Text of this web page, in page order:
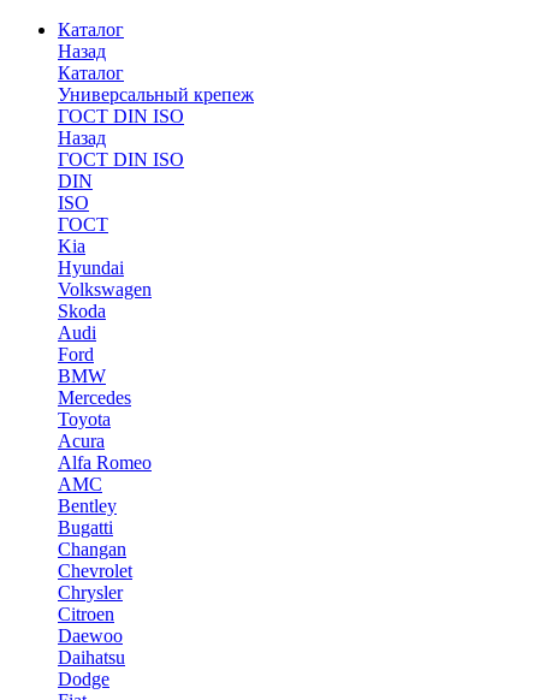
Каталог
Назад
Каталог
Универсальный крепеж
ГОСТ DIN ISO
Назад
ГОСТ DIN ISO
DIN
ISO
ГОСТ
Kia
Hyundai
Volkswagen
Skoda
Audi
Ford
BMW
Mercedes
Toyota
Acura
Alfa Romeo
AMC
Bentley
Bugatti
Changan
Chevrolet
Chrysler
Citroen
Daewoo
Daihatsu
Dodge